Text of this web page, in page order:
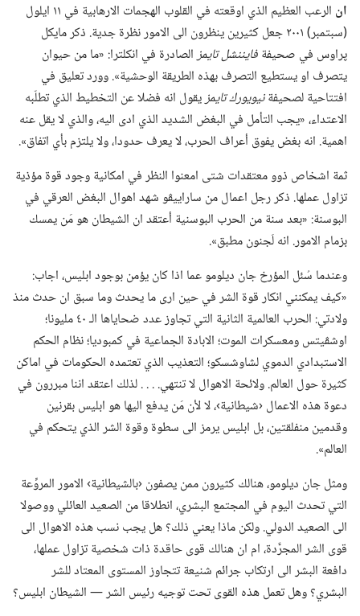
ان
الرعب العظيم الذي اوقعته في القلوب الهجمات الارهابية في ١١ ايلول
(‏سبتمبر)‏ ٢٠٠١ جعل كثيرين ينظرون الى الامور نظرة جدية.‏ ذكر مايكل
پراوس في صحيفةفايننشل تايمزالصادرة في انكلترا:‏ «ما من حيوان
يتصرف او يستطيع التصرف بهذه الطريقة الوحشية».‏ وورد تعليق في
افتتاحية لصحيفةنيويورك تايمزيقول انه فضلا عن التخطيط الذي تطلّبه
الاعتداء،‏ «يجب التأمل في البغض الشديد الذي ادى اليه،‏ والذي لا يقل عنه
اهمية.‏ انه بغض يفوق أعراف الحرب،‏ لا يعرف حدودا،‏ ولا يلتزم بأي اتفاق».‏
ثمة اشخاص ذوو معتقدات شتى امعنوا النظر في امكانية وجود قوة مؤذية
تزاول عملها.‏ ذكر رجل اعمال من ساراييڤو شهد اهوال البغض العرقي في
البوسنة:‏ «بعد سنة من الحرب البوسنية أعتقد ان الشيطان هو مَن يمسك
بزمام الامور.‏ انه لَجنون مطبق».‏
وعندما سُئل المؤرخ جان ديلومو عما اذا كان يؤمن بوجود ابليس،‏ اجاب:‏
«كيف يمكنني انكار قوة الشر في حين ارى ما يحدث وما سبق ان حدث منذ
ولادتي:‏ الحرب العالمية الثانية التي تجاوز عدد ضحاياها الـ‍ ٤٠ مليونا؛‏
اوشڤيتس ومعسكرات الموت؛‏ الابادة الجماعية في كمبوديا؛‏ نظام الحكم
الاستبدادي الدموي لشاوشسكو؛‏ التعذيب الذي تعتمده الحكومات في اماكن
كثيرة حول العالم.‏ ولائحة الاهوال لا تنتهي.‏ .‏ .‏ .‏ لذلك اعتقد اننا مبررون في
دعوة هذه الاعمال ‹شيطانية›،‏ لا لأن مَن يدفع اليها هو ابليس بقرنين
وقدمين منفلقتين،‏ بل ابليس يرمز الى سطوة وقوة الشر الذي يتحكم في
العالم».‏
ومثل جان ديلومو،‏ هنالك كثيرون ممن يصفون ‹بالشيطانية› الامور المروِّعة
التي تحدث اليوم في المجتمع البشري،‏ انطلاقا من الصعيد العائلي ووصولا
الى الصعيد الدولي.‏ ولكن ماذا يعني ذلك؟‏ هل يجب نسب هذه الاهوال الى
قوى الشر المجرَّدة،‏ ام ان هنالك قوى حاقدة ذات شخصية تزاول عملها،‏
دافعة البشر الى ارتكاب جرائم شنيعة تتجاوز المستوى المعتاد للشر
البشري؟‏ وهل تعمل هذه القوى تحت توجيه رئيس الشر —‏ الشيطان ابليس؟‏